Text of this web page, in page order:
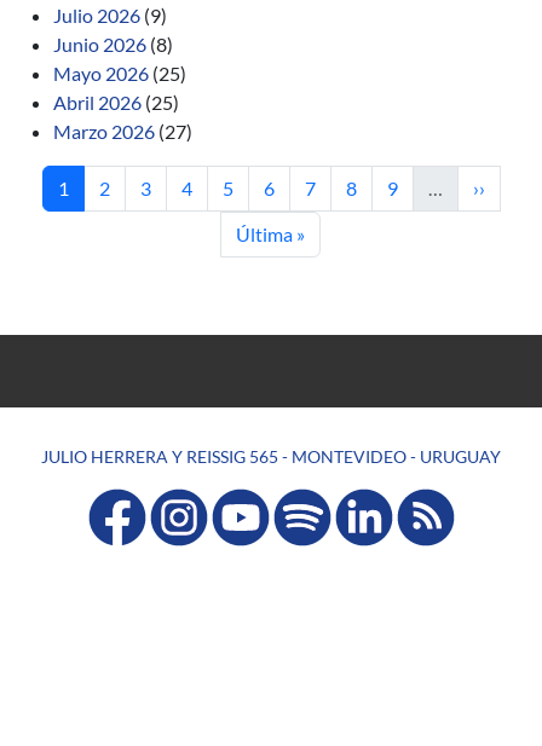
Julio 2026 (9)
Junio 2026 (8)
Mayo 2026 (25)
Abril 2026 (25)
Marzo 2026 (27)
Página actual
1 Página
2 Página
3 Página
4 Página
5 Página
6 Página
7 Página
8 Página
9 …
››
Última página
Última »
JULIO HERRERA Y REISSIG 565 - MONTEVIDEO - URUGUAY